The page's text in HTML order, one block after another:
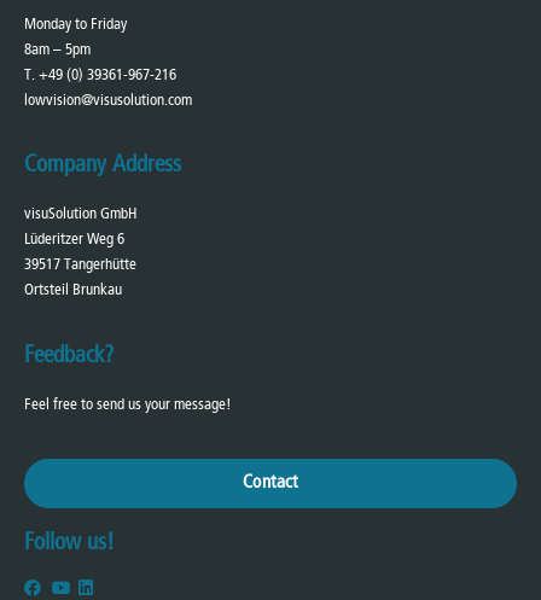
Monday to Friday
8am – 5pm
T. +49 (0) 39361-967-216
lowvision@visusolution.com
Company Address
visuSolution GmbH
Lüderitzer Weg 6
39517 Tangerhütte
Ortsteil Brunkau
Feedback?
Feel free to send us your message!
Contact
Follow us!